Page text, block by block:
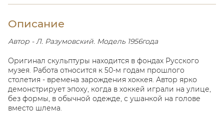
Описание
Автор - Л. Разумовский. Модель 1956года
Оригинал скульптуры находится в фондах Русского
музея. Работа относится к 50-м годам прошлого
столетия - времена зарождения хоккея. Автор ярко
демонстрирует эпоху, когда в хоккей играли на улице,
без формы, в обычной одежде, с ушанкой на голове
вместо шлема.